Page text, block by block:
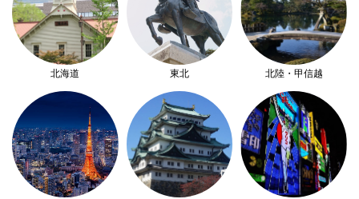
北海道 東北 北陸・甲信越